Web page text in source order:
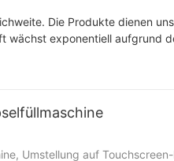
Die Produkte dienen
wächst exponentiell aufgrund
Umstellung auf